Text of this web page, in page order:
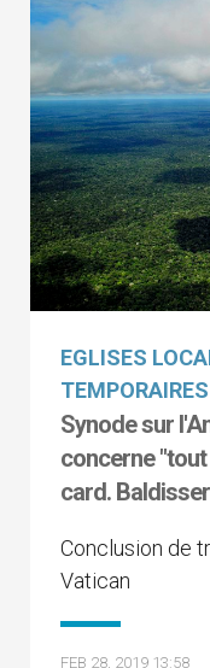
EGLISES
TEMPORAIRES
Synode sur
concerne
card.
Conclusion de
Vatican
FEB 28, 2019 13:58